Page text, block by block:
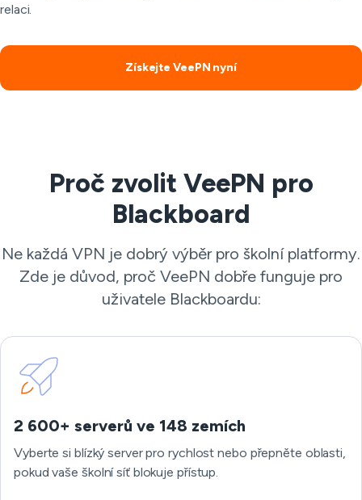
relaci.
Získejte VeePN nyní
Proč zvolit VeePN pro
Blackboard
Ne každá VPN je dobrý výběr pro školní platformy.
Zde je důvod, proč VeePN dobře funguje pro
uživatele Blackboardu:
2 600+ serverů ve 148 zemích
Vyberte si blízký server pro rychlost nebo přepněte oblasti,
pokud vaše školní síť blokuje přístup.